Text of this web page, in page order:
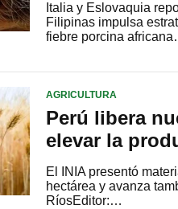
Italia y Eslovaquia
Filipinas impulsa
fiebre porcina
AGRICULTURA
Perú libera
elevar la
El INIA presentó
hectárea y avanza
RíosEditor:…